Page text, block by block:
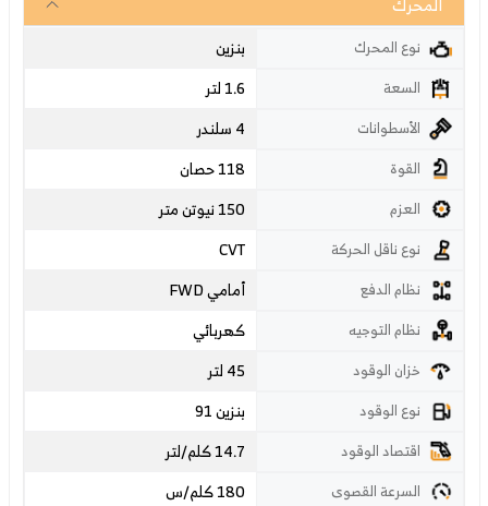
نوع المحرك بنزين
السعة 1.6 لتر
الأسطوانات 4 سلندر
القوة 118 حصان
العزم 150 نيوتن متر
نوع ناقل الحركة CVT
نظام الدفع أمامي FWD
نظام التوجيه كهربائي
خزان الوقود 45 لتر
نوع الوقود بنزين 91
اقتصاد الوقود 14.7 كلم/لتر
السرعة القصوى 180كلم/س